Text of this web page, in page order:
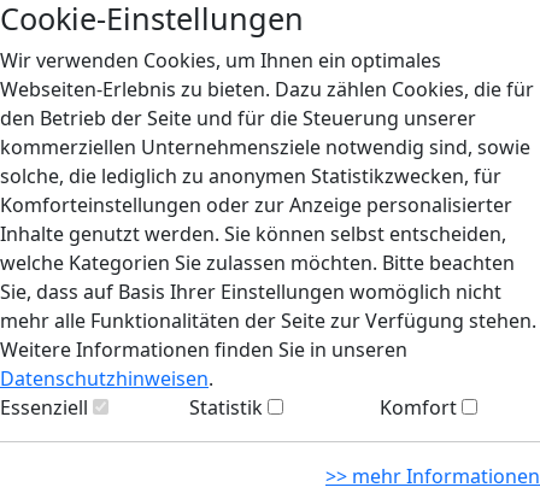
Cookie-Einstellungen
Wir verwenden Cookies, um Ihnen ein optimales
Webseiten-Erlebnis zu bieten. Dazu zählen Cookies, die für
den Betrieb der Seite und für die Steuerung unserer
kommerziellen Unternehmensziele notwendig sind, sowie
solche, die lediglich zu anonymen Statistikzwecken, für
Komforteinstellungen oder zur Anzeige personalisierter
Inhalte genutzt werden. Sie können selbst entscheiden,
welche Kategorien Sie zulassen möchten. Bitte beachten
Sie, dass auf Basis Ihrer Einstellungen womöglich nicht
mehr alle Funktionalitäten der Seite zur Verfügung stehen.
Weitere Informationen finden Sie in unseren
Datenschutzhinweisen.
Essenziell
Statistik Komfort
>> mehr Informationen